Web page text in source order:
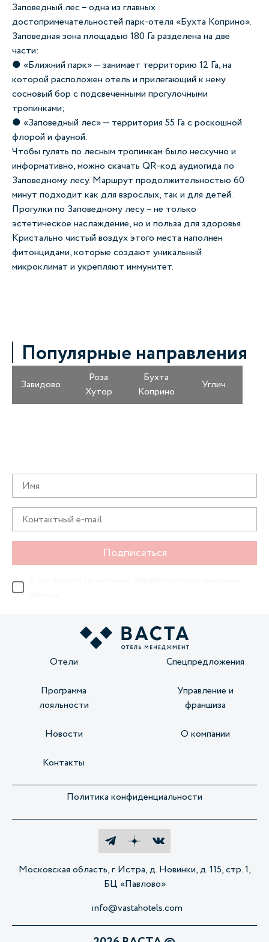
Заповедный лес – одна из главных
достопримечательностей парк-отеля «Бухта Коприно».
Заповедная зона площадью 180 Га разделена на две
части:
● «Ближний парк» — занимает территорию 12 Га, на
которой расположен отель и прилегающий к нему
сосновый бор с подсвеченными прогулочными
тропинками;
● «Заповедный лес» — территория 55 Га с роскошной
флорой и фауной.
Чтобы гулять по лесным тропинкам было нескучно и
информативно, можно скачать QR-код аудиогида по
Заповедному лесу. Маршрут продолжительностью 60
минут подходит как для взрослых, так и для детей.
Прогулки по Заповедному лесу – не только
эстетическое наслаждение, но и польза для здоровья.
Кристально чистый воздух этого места наполнен
фитонцидами, которые создают уникальный
микроклимат и укрепляют иммунитет.
Популярные направления
Завидово
Роза
Хутор
Бухта
Коприно
Углич
Подписаться
Отели Спецпредложения
Программа
лояльности
Управление и
франшиза
Новости О компании
Контакты
Политика конфиденциальности
Московская область, г. Истра, д. Новинки, д. 115, стр. 1,
БЦ «Павлово»
info@vastahotels.com